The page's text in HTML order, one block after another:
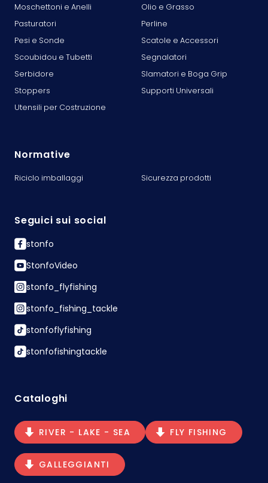
Moschettoni e Anelli
Olio e Grasso
Pasturatori
Perline
Pesi e Sonde
Scatole e Accessori
Scoubidou e Tubetti
Segnalatori
Serbidore
Slamatori e Boga Grip
Stoppers
Supporti Universali
Utensili per Costruzione
Normative
Riciclo imballaggi Sicurezza prodotti
Seguici sui social
stonfo
StonfoVideo
stonfo_flyfishing
stonfo_fishing_tackle
stonfoflyfishing
stonfofishingtackle
Cataloghi
RIVER - LAKE - SEA FLY FISHING
GALLEGGIANTI